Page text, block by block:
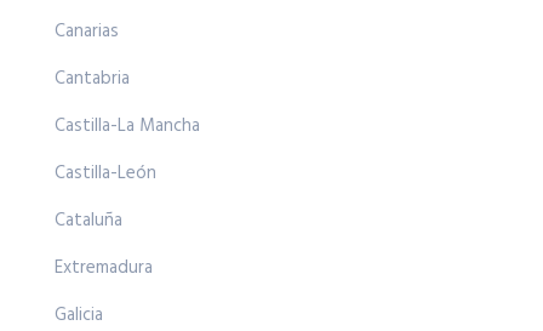
Canarias
Cantabria
Castilla-La Mancha
Castilla-León
Cataluña
Extremadura
Galicia